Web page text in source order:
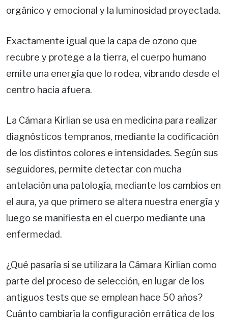
orgánico y emocional y la luminosidad proyectada.
Exactamente igual que la capa de ozono que
recubre y protege a la tierra, el cuerpo humano
emite una energía que lo rodea, vibrando desde el
centro hacia afuera.
La Cámara Kirlian se usa en medicina para realizar
diagnósticos tempranos, mediante la codificación
de los distintos colores e intensidades. Según sus
seguidores, permite detectar con mucha
antelación una patología, mediante los cambios en
el aura, ya que primero se altera nuestra energía y
luego se manifiesta en el cuerpo mediante una
enfermedad.
¿Qué pasaría si se utilizara la Cámara Kirlian como
parte del proceso de selección, en lugar de los
antiguos tests que se emplean hace 50 años?
Cuánto cambiaría la configuración errática de los